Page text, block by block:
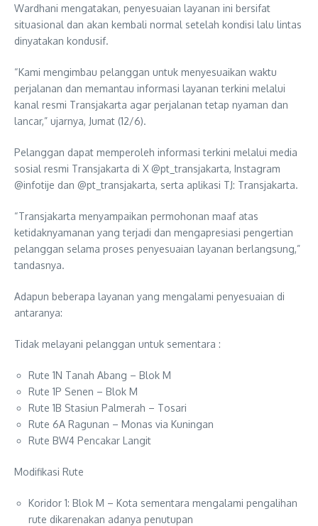
Wardhani mengatakan, penyesuaian layanan ini bersifat
situasional dan akan kembali normal setelah kondisi lalu lintas
dinyatakan kondusif.
“Kami mengimbau pelanggan untuk menyesuaikan waktu
perjalanan dan memantau informasi layanan terkini melalui
kanal resmi Transjakarta agar perjalanan tetap nyaman dan
lancar,” ujarnya, Jumat (12/6).
Pelanggan dapat memperoleh informasi terkini melalui media
sosial resmi Transjakarta di X @pt_transjakarta, Instagram
@infotije dan @pt_transjakarta, serta aplikasi TJ: Transjakarta.
“Transjakarta menyampaikan permohonan maaf atas
ketidaknyamanan yang terjadi dan mengapresiasi pengertian
pelanggan selama proses penyesuaian layanan berlangsung,”
tandasnya.
Adapun beberapa layanan yang mengalami penyesuaian di
antaranya:
Tidak melayani pelanggan untuk sementara :
Rute 1N Tanah Abang – Blok M
Rute 1P Senen – Blok M
Rute 1B Stasiun Palmerah – Tosari
Rute 6A Ragunan – Monas via Kuningan
Rute BW4 Pencakar Langit
Modifikasi Rute
Koridor 1: Blok M – Kota sementara mengalami pengalihan
rute dikarenakan adanya penutupan